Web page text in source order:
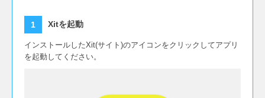
Xitを起動
インストールしたXit(サイト)のアイコンをクリックしてアプリ
を起動してください。